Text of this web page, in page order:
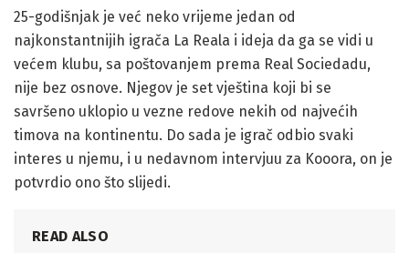
25-godišnjak je već neko vrijeme jedan od
najkonstantnijih igrača La Reala i ideja da ga se vidi u
većem klubu, sa poštovanjem prema Real Sociedadu,
nije bez osnove. Njegov je set vještina koji bi se
savršeno uklopio u vezne redove nekih od najvećih
timova na kontinentu. Do sada je igrač odbio svaki
interes u njemu, i u nedavnom intervjuu za Kooora, on je
potvrdio ono što slijedi.
READ ALSO